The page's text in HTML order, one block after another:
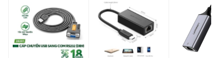
Cài đặt chế độ Boot Win từ ổ cứng M2 NVME:
– Yêu cầu Mainboard hỗ trợ boot UEFI như các dòng B75, H81